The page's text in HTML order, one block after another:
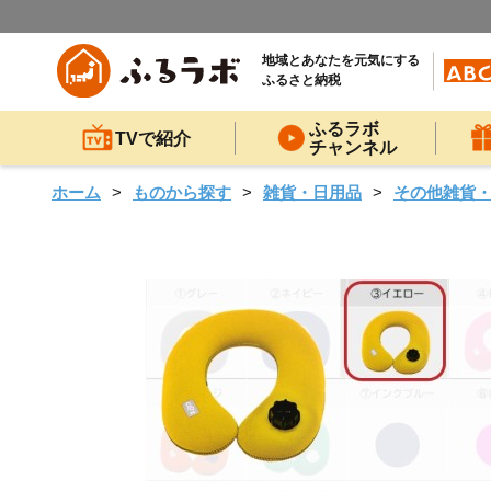
地域とあなたを元気にする
ふるさと納税
TVで紹介
ふるラボ
チャンネル
ホーム ものから探す 雑貨・日用品 その他雑貨